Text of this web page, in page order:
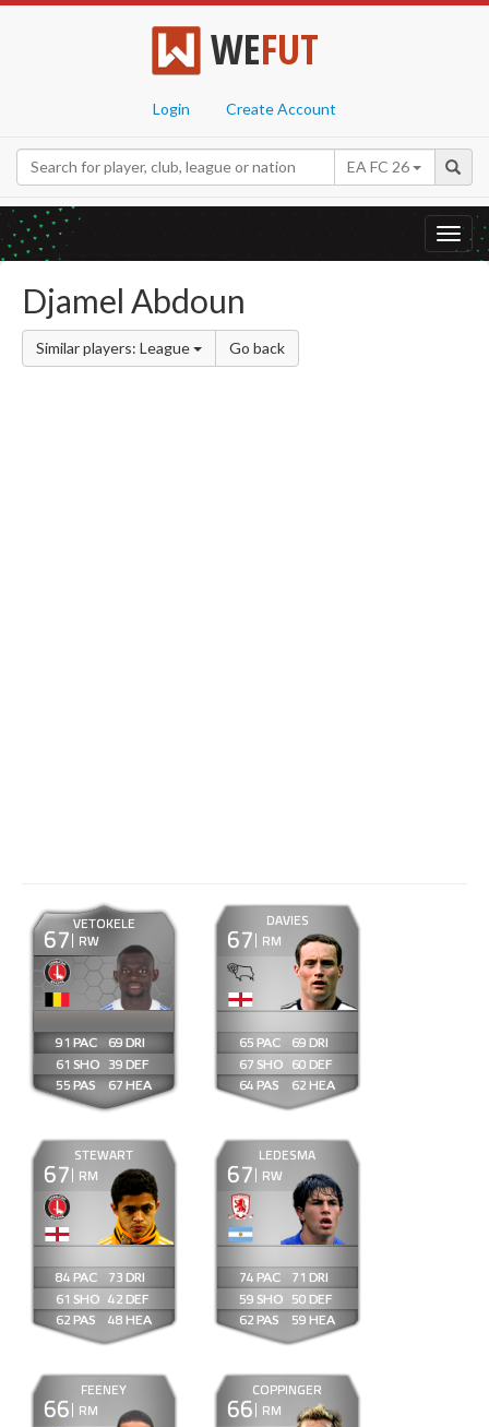
WEFUT
Login Create Account
EA FC 26
Djamel Abdoun
Similar players: League Go back
67 RW
VETOKELE
91
61
55
69
39
67
67 RM
DAVIES
65
67
64
69
60
62
67 RM
STEWART
84
61
62
73
42
48
67 RW
LEDESMA
74
59
62
71
50
59
66 RM
FEENEY
66 RM
COPPINGER